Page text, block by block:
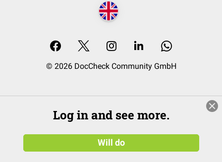
© 2026 DocCheck Community GmbH
Log in and see more.
Will do